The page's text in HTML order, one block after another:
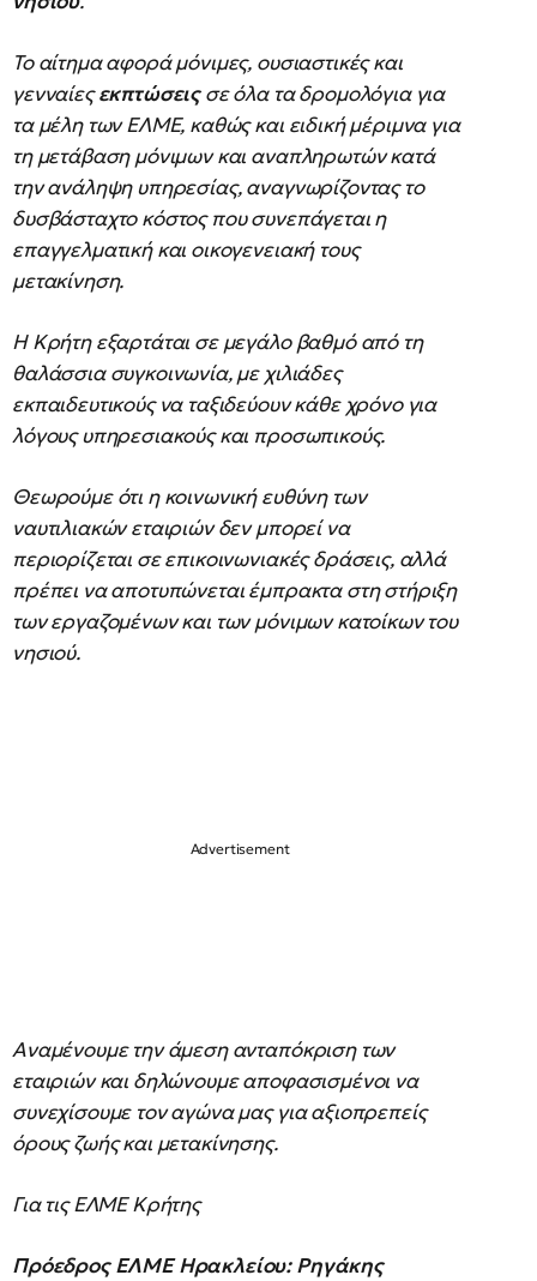
Το αίτημα αφορά μόνιμες, ουσιαστικές και
γενναίεςεκπτώσειςσε όλα τα δρομολόγια για
τα μέλη των ΕΛΜΕ, καθώς και ειδική μέριμνα για
τη μετάβαση μόνιμων και αναπληρωτών κατά
την ανάληψη υπηρεσίας, αναγνωρίζοντας το
δυσβάσταχτο κόστος που συνεπάγεται η
επαγγελματική και οικογενειακή τους
μετακίνηση.
Η Κρήτη εξαρτάται σε μεγάλο βαθμό από τη
θαλάσσια συγκοινωνία, με χιλιάδες
εκπαιδευτικούς να ταξιδεύουν κάθε χρόνο για
λόγους υπηρεσιακούς και προσωπικούς.
Θεωρούμε ότι η κοινωνική ευθύνη των
ναυτιλιακών εταιριών δεν μπορεί να
περιορίζεται σε επικοινωνιακές δράσεις, αλλά
πρέπει να αποτυπώνεται έμπρακτα στη στήριξη
των εργαζομένων και των μόνιμων κατοίκων του
νησιού.
Αναμένουμε την άμεση ανταπόκριση των
εταιριών και δηλώνουμε αποφασισμένοι να
συνεχίσουμε τον αγώνα μας για αξιοπρεπείς
όρους ζωής και μετακίνησης.
Για τις ΕΛΜΕ Κρήτης
Πρόεδρος ΕΛΜΕ Ηρακλείου: Ρηγάκης